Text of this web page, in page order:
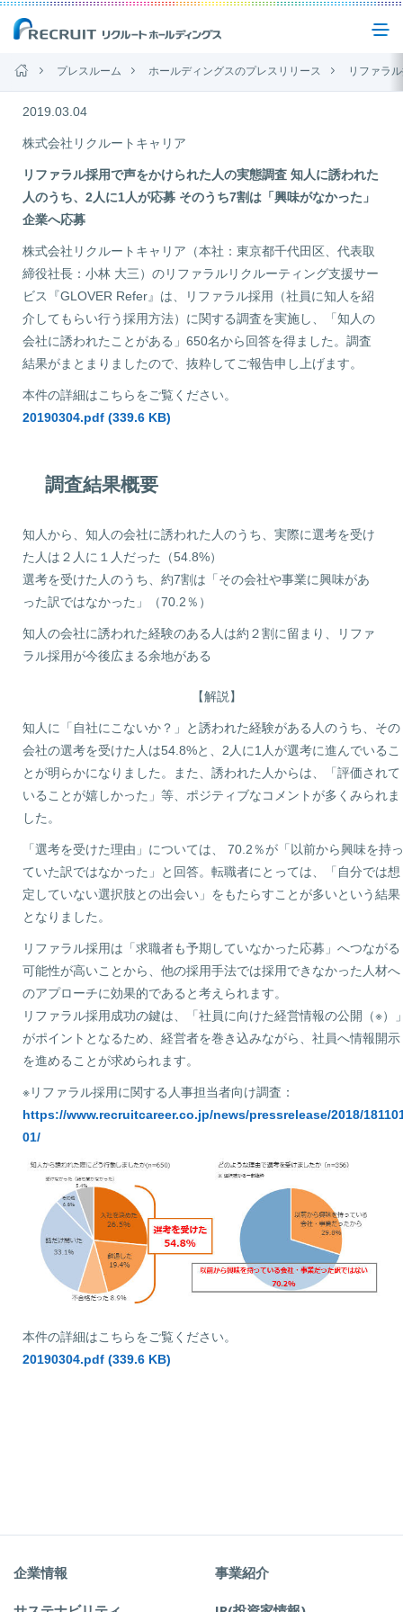
企業情報
事業紹介
サステナビリティ
IR(投資家情報)
ニュース
お問い合わせ
プレスルーム ホールディングスのプレスリリース リファラル採用で声をかけられた人の実
2019.03.04
株式会社リクルートキャリア
リファラル採用で声をかけられた人の実態調査 知人に誘われた
人のうち、2人に1人が応募 そのうち7割は「興味がなかった」
企業へ応募
株式会社リクルートキャリア（本社：東京都千代田区、代表取
締役社長：小林 大三）のリファラルリクルーティング支援サー
ビス『GLOVER Refer』は、リファラル採用（社員に知人を紹
介してもらい行う採用方法）に関する調査を実施し、「知人の
会社に誘われたことがある」650名から回答を得ました。調査
結果がまとまりましたので、抜粋してご報告申し上げます。
本件の詳細はこちらをご覧ください。
20190304.pdf (339.6 KB)
調査結果概要
知人から、知人の会社に誘われた人のうち、実際に選考を受け
た人は２人に１人だった（54.8%）
選考を受けた人のうち、約7割は「その会社や事業に興味があ
った訳ではなかった」（70.2％）
知人の会社に誘われた経験のある人は約２割に留まり、リファ
ラル採用が今後広まる余地がある
【解説】
知人に「自社にこないか？」と誘われた経験がある人のうち、その
会社の選考を受けた人は54.8%と、2人に1人が選考に進んでいるこ
とが明らかになりました。また、誘われた人からは、「評価されて
いることが嬉しかった」等、ポジティブなコメントが多くみられま
した。
「選考を受けた理由」については、 70.2％が「以前から興味を持
ていた訳ではなかった」と回答。転職者にとっては、「自分では想
定していない選択肢との出会い」をもたらすことが多いという結果
となりました。
リファラル採用は「求職者も予期していなかった応募」へつながる
可能性が高いことから、他の採用手法では採用できなかった人材へ
のアプローチに効果的であると考えられます。
リファラル採用成功の鍵は、「社員に向けた経営情報の公開（※）
がポイントとなるため、経営者を巻き込みながら、社員へ情報開示
を進めることが求められます。
※リファラル採用に関する人事担当者向け調査：
https://www.recruitcareer.co.jp/news/pressrelease/2018/
01/
本件の詳細はこちらをご覧ください。
20190304.pdf (339.6 KB)
企業情報 事業紹介